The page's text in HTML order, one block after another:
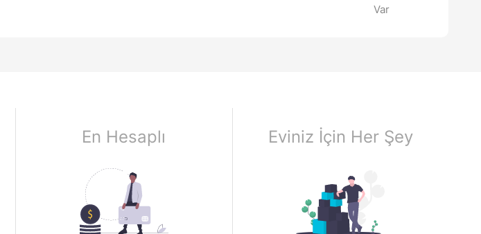
Var
En Hesaplı Eviniz İçin Her Şey